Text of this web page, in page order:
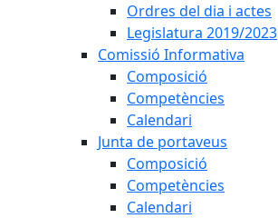
Ordres del dia i actes
Legislatura 2019/2023
Comissió Informativa
Composició
Competències
Calendari
Junta de portaveus
Composició
Competències
Calendari